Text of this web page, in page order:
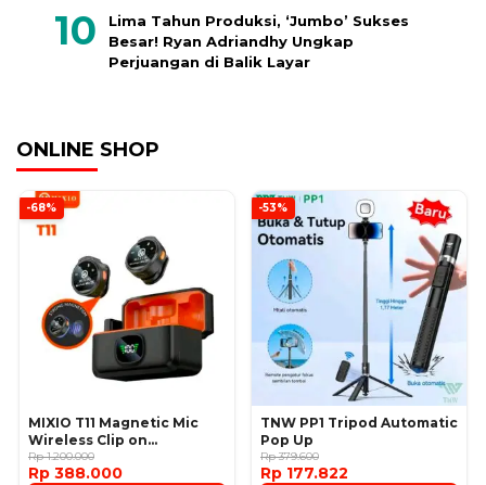
Lima Tahun Produksi, ‘Jumbo’ Sukses
Besar! Ryan Adriandhy Ungkap
Perjuangan di Balik Layar
ONLINE SHOP
-68%
MIXIO T11 Magnetic Mic
Wireless Clip on
Microphone
Rp 1.200.000
Rp 388.000
-53%
TNW PP1 Tripod Automatic
Pop Up
Rp 379.600
Rp 177.822